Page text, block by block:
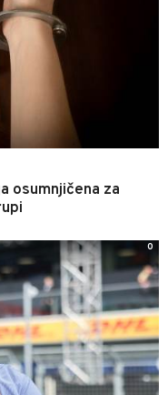
osumnjičena za
0